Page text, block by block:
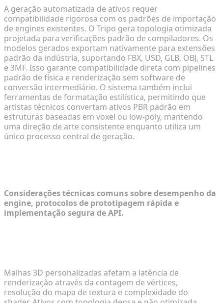
A geração automatizada de ativos requer
compatibilidade rigorosa com os padrões de importação
de engines existentes. O Tripo gera topologia otimizada
projetada para verificações padrão de compiladores. Os
modelos gerados exportam nativamente para extensões
padrão da indústria, suportando FBX, USD, GLB, OBJ, STL
e 3MF. Isso garante compatibilidade direta com pipelines
padrão de física e renderização sem software de
conversão intermediário. O sistema também inclui
ferramentas de formatação estilística, permitindo que
artistas técnicos convertam ativos PBR padrão em
estruturas baseadas em voxel ou low-poly, mantendo
uma direção de arte consistente enquanto utiliza um
único processo central de geração.
Considerações técnicas comuns sobre desempenho da
engine, protocolos de prototipagem rápida e
implementação segura de API.
Malhas 3D personalizadas afetam a latência de
renderização através da contagem de vértices,
resolução do mapa de textura e complexidade do